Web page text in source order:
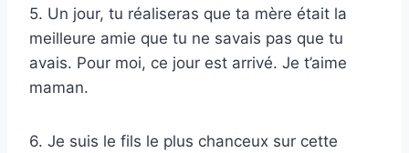
5. Un jour, tu réaliseras que ta mère était la
meilleure amie que tu ne savais pas que tu
avais. Pour moi, ce jour est arrivé. Je t’aime
maman.
6. Je suis le fils le plus chanceux sur cette